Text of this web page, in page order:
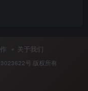
位+·173w粉·114w
粉内容电商注：图
用平台往期数据：总期
关于我们
号 .版权所有